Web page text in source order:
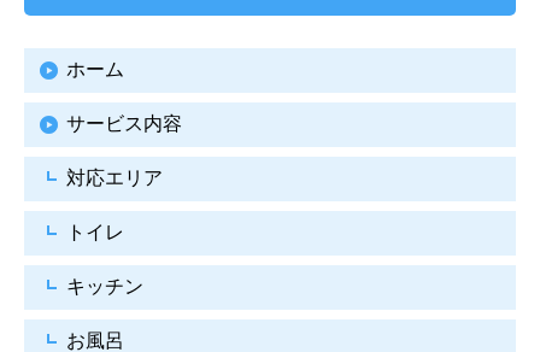
ホーム
サービス内容
対応エリア
トイレ
キッチン
お風呂